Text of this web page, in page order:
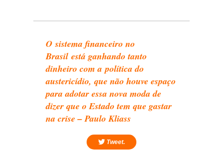
O sistema financeiro no
Brasil está ganhando tanto
dinheiro com a política do
austericídio, que não houve espaço
para adotar essa nova moda de
dizer que o Estado tem que gastar
na crise – Paulo Kliass
Tweet.